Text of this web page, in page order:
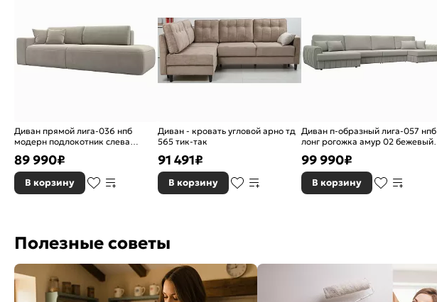
Диван прямой лига-036 нпб
модерн подлокотник слева
еврокнижка
89 990₽
В корзину
Диван - кровать угловой арно тд
565 тик-так
91 491₽
В корзину
Диван п-образный лига-057 нпб
лонг рогожка амур 02 бежевый
99 990₽
В корзину
Полезные советы